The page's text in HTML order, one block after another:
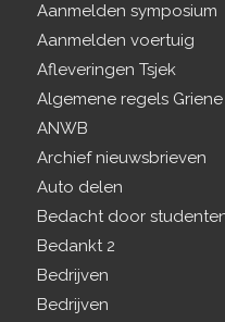
Aanmelden symposium
Aanmelden voertuig
Afleveringen Tsjek
Algemene regels
ANWB
Archief nieuwsbrieven
Auto delen
Bedacht door
Bedankt 2
Bedrijven
Bedrijven